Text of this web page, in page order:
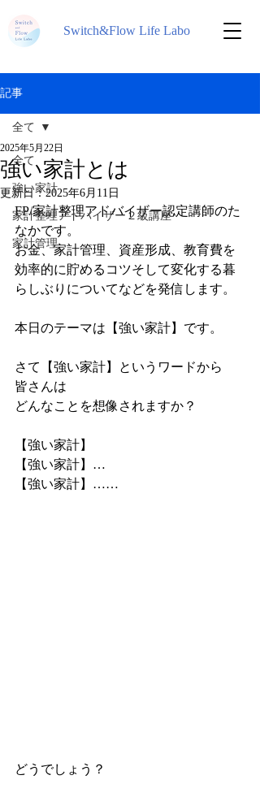
Switch&Flow Life Labo
記事
全て
強い家計
家計整理アドバイザー２級講座
家計管理
全て
強い家計とは
2025年5月22日
更新日：2025年6月11日
FP/家計整理アドバイザー認定講師のた
なかです。
お金、家計管理、資産形成、教育費を
効率的に貯めるコツそして変化する暮
らしぶりについてなどを発信します。
本日のテーマは【強い家計】です。
さて【強い家計】というワードから
皆さんは
どんなことを想像されますか？
【強い家計】
【強い家計】…
【強い家計】……
どうでしょう？